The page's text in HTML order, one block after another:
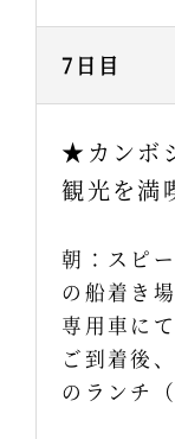
7日目
★カンボ
観光を満
朝：スピ
の船着き
専用車に
ご到着後
のランチ